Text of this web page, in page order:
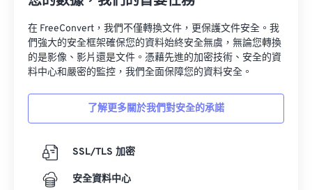
在 FreeConvert，我們不僅轉換文件，更保護文件安全。我
們強大的安全框架確保您的資料始終安全無虞，無論您轉換
的是影像、影片還是文件。憑藉先進的加密技術、安全的資
料中心和嚴密的監控，我們全面保障您的資料安全。
了解更多關於我們對安全的承諾
SSL/TLS 加密
安全資料中心